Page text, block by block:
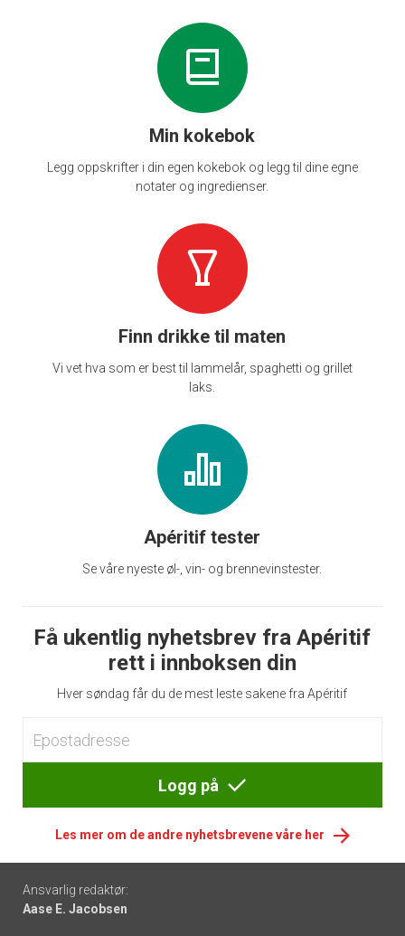
Min kokebok
Legg oppskrifter i din egen kokebok og legg til dine egne
notater og ingredienser.
Finn drikke til maten
Vi vet hva som er best til lammelår, spaghetti og grillet
laks.
Apéritif tester
Se våre nyeste øl-, vin- og brennevinstester.
Få ukentlig nyhetsbrev fra Apéritif
rett i innboksen din
Hver søndag får du de mest leste sakene fra Apéritif
Logg på
Les mer om de andre nyhetsbrevene våre her
Footer
-
Ansvarlig redaktør:
Aase E. Jacobsen